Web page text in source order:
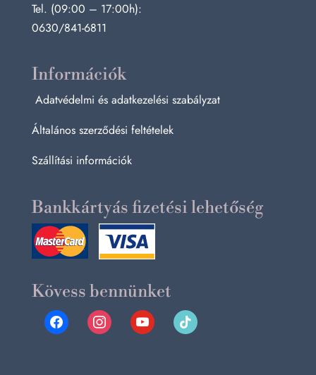
Tel. (09:00 – 17:00h):
0630/841-6811
Információk
Adatvédelmi és adatkezelési szabályzat
Általános szerződési feltételek
Szállítási információk
Bankkártyás fizetési lehetőség
Kövess bennünket
facebookinstagramyoutube tiktok